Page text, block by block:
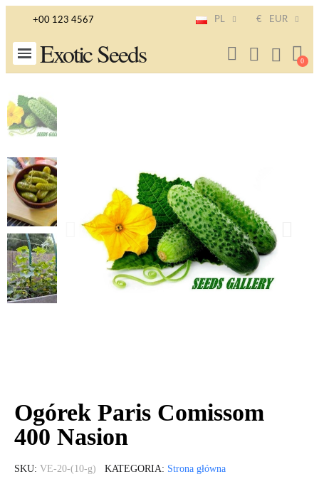
+00 123 4567 PL € EUR
Exotic Seeds
Ogórek Paris Comissom
400 Nasion
SKU VE-20-(10-g) KATEGORIA Strona główna